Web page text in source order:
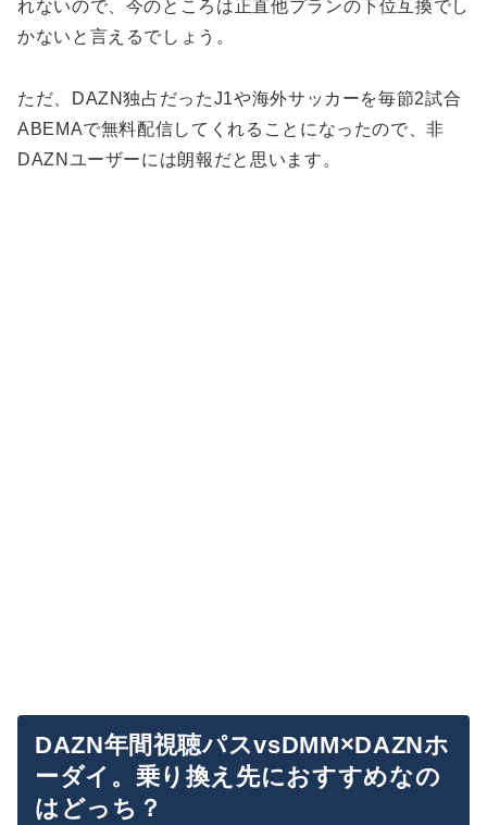
れないので、今のところは正直他プランの下位互換でし
かないと言えるでしょう。
ただ、DAZN独占だったJ1や海外サッカーを毎節2試合
ABEMAで無料配信してくれることになったので、非
DAZNユーザーには朗報だと思います。
DAZN年間視聴パスvsDMM×DAZNホ
ーダイ。乗り換え先におすすめなの
はどっち？